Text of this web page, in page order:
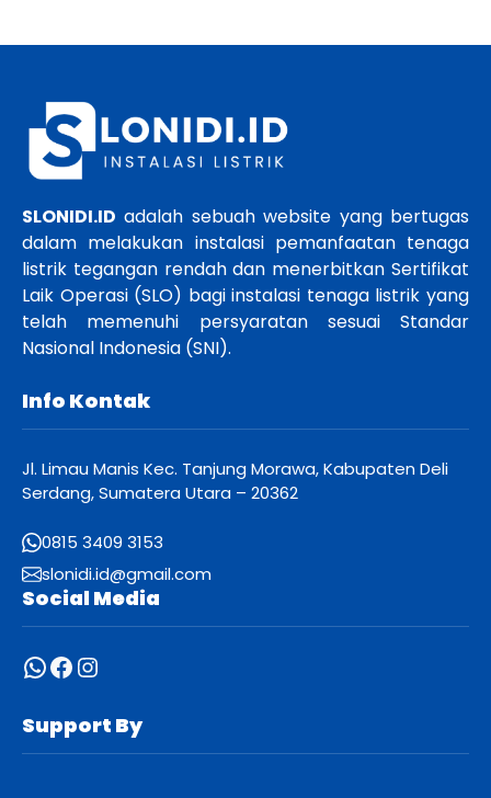
SLONIDI.ID adalah sebuah website yang bertugas
dalam melakukan instalasi pemanfaatan tenaga
listrik tegangan rendah dan menerbitkan Sertifikat
Laik Operasi (SLO) bagi instalasi tenaga listrik yang
telah memenuhi persyaratan sesuai Standar
Nasional Indonesia (SNI).
Info Kontak
Jl. Limau Manis Kec. Tanjung Morawa, Kabupaten Deli
Serdang, Sumatera Utara – 20362
0815 3409 3153
slonidi.id@gmail.com
Social Media
WhatsApp
Facebook
Instagram
Support By